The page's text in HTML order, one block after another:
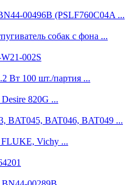
00496B (PSLF760C04A ...
собак с фона ...
002S
Вт 100 шт./партия ...
820G ...
BAT045, BAT046, BAT049 ...
Vichy ...